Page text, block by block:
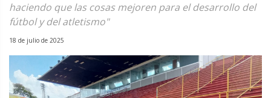
haciendo que las cosas mejoren para el desarrollo del
fútbol y del atletismo"
18 de julio de 2025